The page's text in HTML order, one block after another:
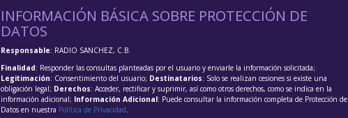
INFORMACIÓN BÁSICA SOBRE PROTECCIÓN DE
DATOS
Responsable: RADIO SANCHEZ, C.B.
Finalidad: Responder las consultas planteadas por el usuario y enviarle la información solicitada;
Legitimación: Consentimiento del usuario; Destinatarios: Solo se realizan cesiones si existe una
obligación legal; Derechos: Acceder, rectificar y suprimir, así como otros derechos, como se indica en la
información adicional; Información Adicional: Puede consultar la información completa de Protección de
Datos en nuestra Política de Privacidad.